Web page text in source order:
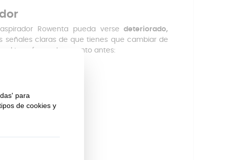
Rowenta pueda verse deteriorado,
señales claras de que tienes que cambiar de
el transformador cuanto antes: